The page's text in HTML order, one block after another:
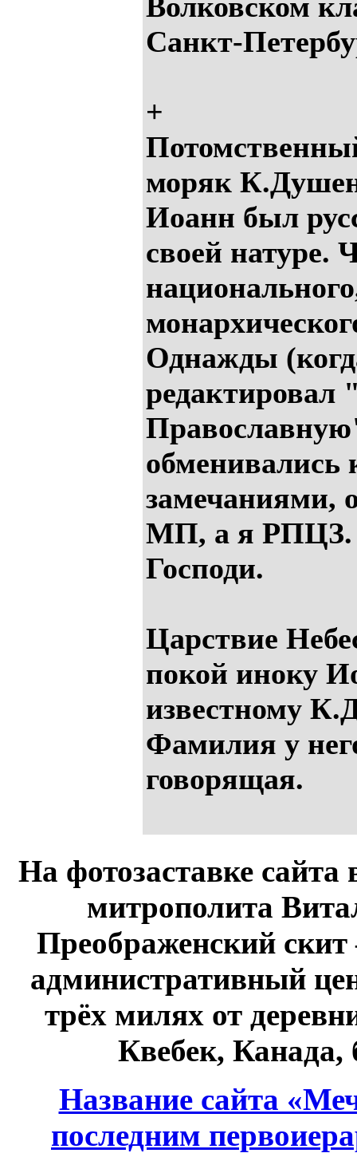
Санкт-
+
моряк
Иоанн был
своей натуре.
Однажды
редактировал
обменивались
замечаниями,
МП, а я РПЦЗ.
Господи.
Царствие
покой иноку
известному
Фамилия у
говорящая.
На фотозаставке сайта
митрополита
Преображенский
административный
трёх милях от
Квебек,
Название сайта
последним